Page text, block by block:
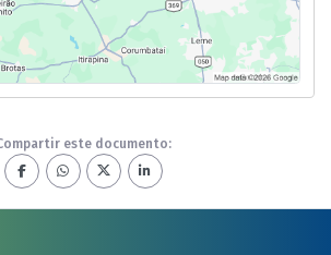
este documento: